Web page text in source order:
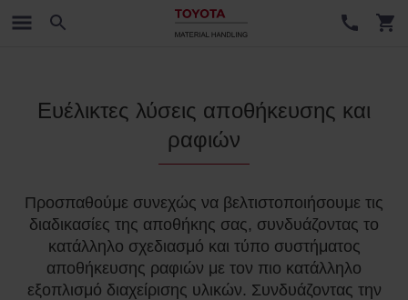
Ευέλικτες λύσεις αποθήκευσης και
ραφιών
Προσπαθούμε συνεχώς να βελτιστοποιήσουμε τις
διαδικασίες της αποθήκης σας, συνδυάζοντας το
κατάλληλο σχεδιασμό και τύπο συστήματος
αποθήκευσης ραφιών με τον πιο κατάλληλο
εξοπλισμό διαχείρισης υλικών. Συνδυάζοντας την